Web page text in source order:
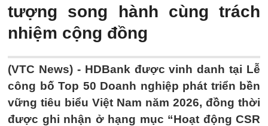
tượng song hành cùng trách
nhiệm cộng đồng
(VTC News) - HDBank được vinh danh tại Lễ
công bố Top 50 Doanh nghiệp phát triển bền
vững tiêu biểu Việt Nam năm 2026, đồng thời
được ghi nhận ở hạng mục “Hoạt động CSR